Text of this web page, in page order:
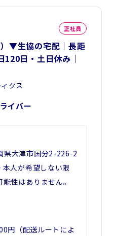
正社員
▼生協の宅配｜長距
120日・土日休み｜
クス
イバー
県大津市国分2-226-2
人が希望しない限
性はありません。
円（配送ルートによ